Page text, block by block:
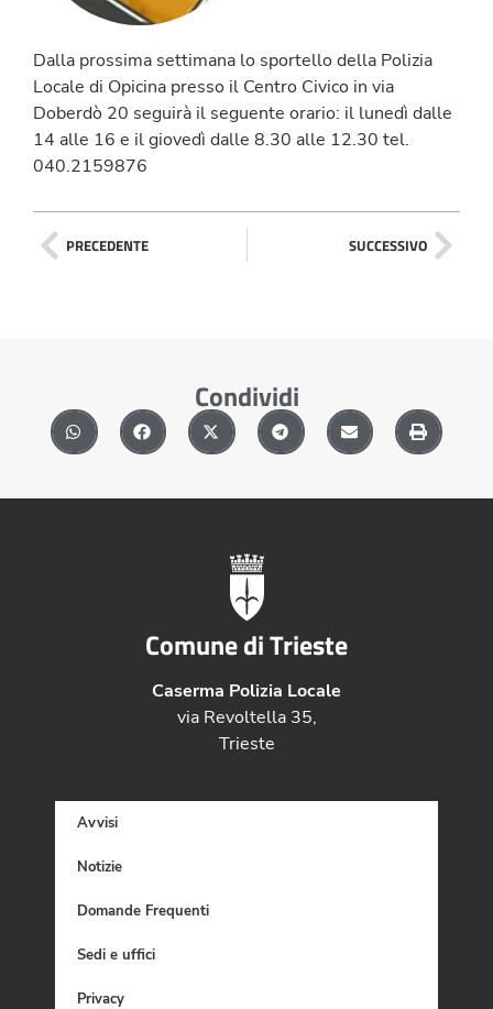
Dalla prossima settimana lo sportello della Polizia
Locale di Opicina presso il Centro Civico in via
Doberdò 20 seguirà il seguente orario: il lunedì dalle
14 alle 16 e il giovedì dalle 8.30 alle 12.30 tel.
040.2159876
PRECEDENTE SUCCESSIVO
Condividi
Comune di Trieste
Caserma Polizia Locale
via Revoltella 35,
Trieste
Avvisi
Notizie
Domande Frequenti
Sedi e uffici
Privacy